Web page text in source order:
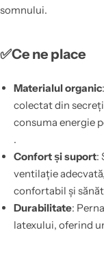
somnului.
✅Ce ne place
Materialul organic
colectat din
consuma energie
.
Confort și suport:
ventilație
confortabil și
Durabilitate:
latexului, oferind